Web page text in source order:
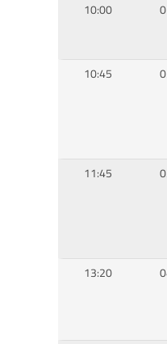
10:00
10:45
11:45
13:20